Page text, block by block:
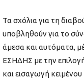
Τα σχόλια για τη
υποβληθούν για το
άμεσα και αυτόματα,
ΕΣΗΔΗΣ με την
και εισαγωγή